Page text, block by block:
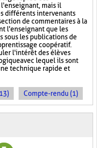
mais il
différents intervenants
de commentaires à la
l'enseignant que les
sous les publications de
coopératif.
l'intérêt des élèves
avec lequel ils sont
technique rapide et
Compte-rendu (1)